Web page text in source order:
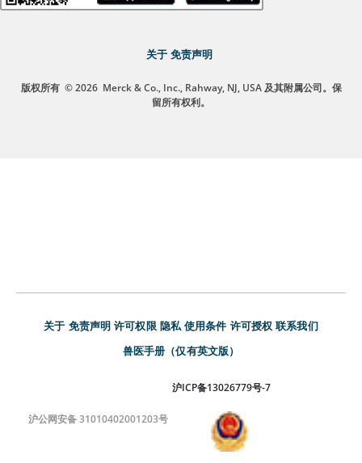
关于 免责声明
版权所有 © 2026 Merck & Co., Inc., Rahway, NJ, USA 及其附属公司。保
留所有权利。
关于 免责声明 许可权限 隐私 使用条件 许可授权 联系我们
兽医手册（仅有英文版）
沪ICP备13026779号-7
沪公网安备 31010402001203号